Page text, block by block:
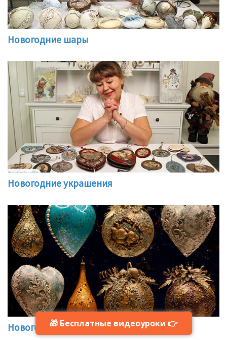
🎁 Бесплатные видеоуроки 👉
Новогодние шары
Новогодние украшения
Новогоднее волшебство